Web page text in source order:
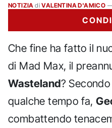
NOTIZIA di VALENTINA D'AMICO
Che fine ha fatto il
di Mad Max, il
Wasteland?
qualche tempo fa,
combattendo